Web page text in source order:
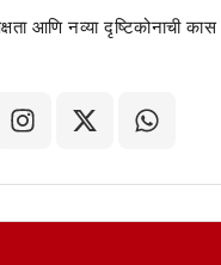
आणि नव्या दृष्टिकोनाची